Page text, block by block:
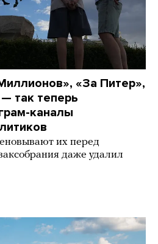
«За Питер»,
так теперь
каналы
их перед
даже удалил